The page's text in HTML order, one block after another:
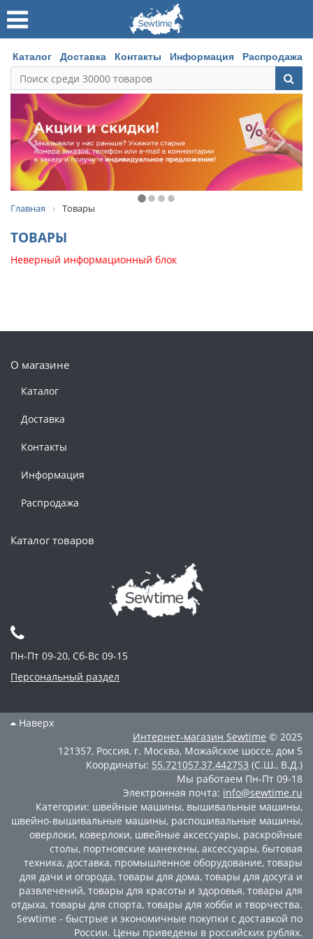
Каталог Доставка Контакты Информация Распродажа
Главная Товары
ТОВАРЫ
Неверный информационный блок
О магазине
Каталог
Доставка
Контакты
Информация
Распродажа
Каталог товаров
Пн-Пт 09-20, Сб-Вс 09-15
Персональный раздел
Наверх
Интернет-магазин Sewtime © 2025
121357, Россия, г. Москва, Можайское шоссе, дом 5
Координаты: 55.721057,37.442753 (С.Ш., В.Д.)
Мы работаем Пн-Пт 09-18
Электронная почта: info@sewtime.ru
Категории: швейные машины, вышивальные машины,
швейно-вышивальные машины, распошивальные машины,
оверлоки, коверлоки, швейные аксессуары, раскройные
столы, портновские манекены, аксессуары, бытовая
техника, доставка, промышленное оборудование, товары
для дачи и огорода, товары для дома, товары для досуга и
развлечений, товары для красоты и здоровья, товары для
отдыха, товары для спорта, товары для хобби и творчества.
Sewtime - быстрые и экономичные покупки с доставкой по
России. Цены приведены в российских рублях.